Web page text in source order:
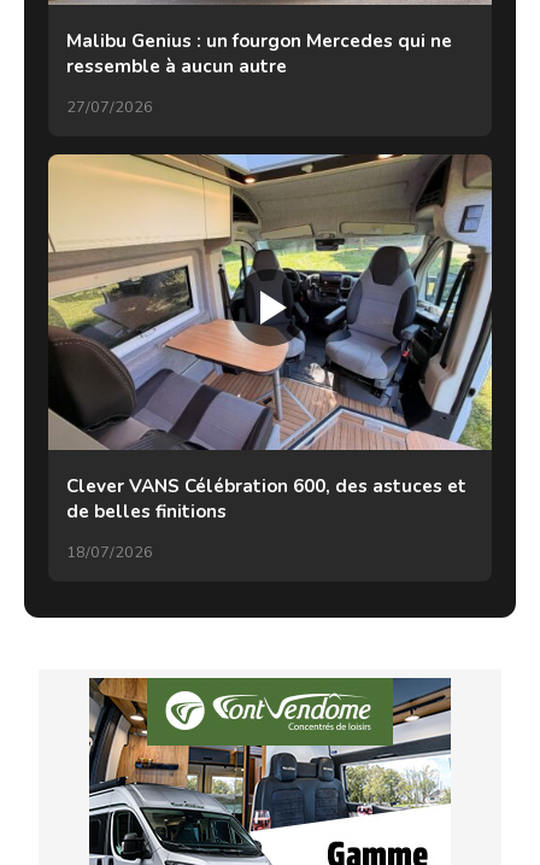
Malibu Genius : un fourgon Mercedes qui ne
ressemble à aucun autre
27/07/2026
Clever VANS Célébration 600, des astuces et
de belles finitions
18/07/2026